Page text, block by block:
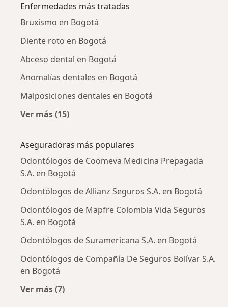
Enfermedades más tratadas
Bruxismo en Bogotá
Diente roto en Bogotá
Abceso dental en Bogotá
Anomalías dentales en Bogotá
Malposiciones dentales en Bogotá
Ver más (15)
Aseguradoras más populares
Odontólogos de Coomeva Medicina Prepagada
S.A. en Bogotá
Odontólogos de Allianz Seguros S.A. en Bogotá
Odontólogos de Mapfre Colombia Vida Seguros
S.A. en Bogotá
Odontólogos de Suramericana S.A. en Bogotá
Odontólogos de Compañía De Seguros Bolívar S.A.
en Bogotá
Ver más (7)